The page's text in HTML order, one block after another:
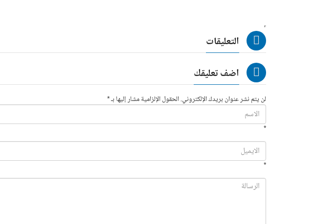
التعليقات
اضف تعليقك
لن يتم نشر عنوان بريدك الإلكتروني. الحقول الإلزامية مشار إليها بـ *
*
*